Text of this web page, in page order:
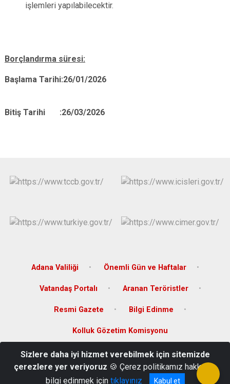
işlemleri yapılabilecektir.
Borçlandırma süresi:
Başlama Tarihi:26/01/2026
Bitiş Tarihi :26/03/2026
Adana Valiliği Önemli Gün ve Haftalar
Vatandaş Portalı Aranan Teröristler
Resmi Gazete Bilgi Edinme
Kolluk Gözetim Komisyonu
Karapınar Mahallesi Cumhuriyet Caddesi No: 43 Karaisalı/ADANA
Telefon : (0322) 551 20 14 Fax : (0322) 551 20 69
Sizlere daha iyi hizmet verebilmek için sitemizde
çerezlere yer veriyoruz 🍪 Çerez politikamız hakkında
bilgi edinmek için tıklayınız Kabul et